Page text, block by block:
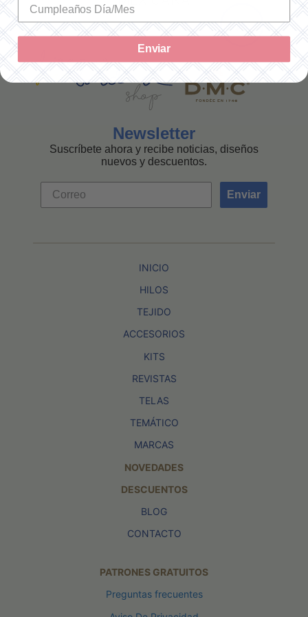
Newsletter
Suscríbete ahora y recibe noticias, diseños
nuevos y descuentos.
Enviar
INICIO
HILOS
TEJIDO
ACCESORIOS
KITS
REVISTAS
TELAS
TEMÁTICO
MARCAS
NOVEDADES
DESCUENTOS
BLOG
CONTACTO
PATRONES GRATUITOS
Preguntas frecuentes
Enviar